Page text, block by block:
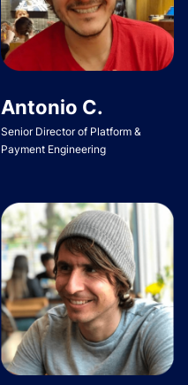
Antonio C.
Senior Director of Platform &
Payment Engineering